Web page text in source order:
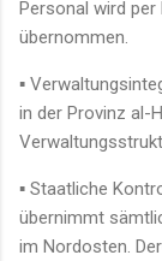
Personal wird per
übernommen.
▪
in der Provinz al-
▪ Staatliche
übernimmt
im Nordosten.